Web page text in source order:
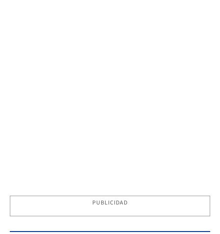
PUBLICIDAD